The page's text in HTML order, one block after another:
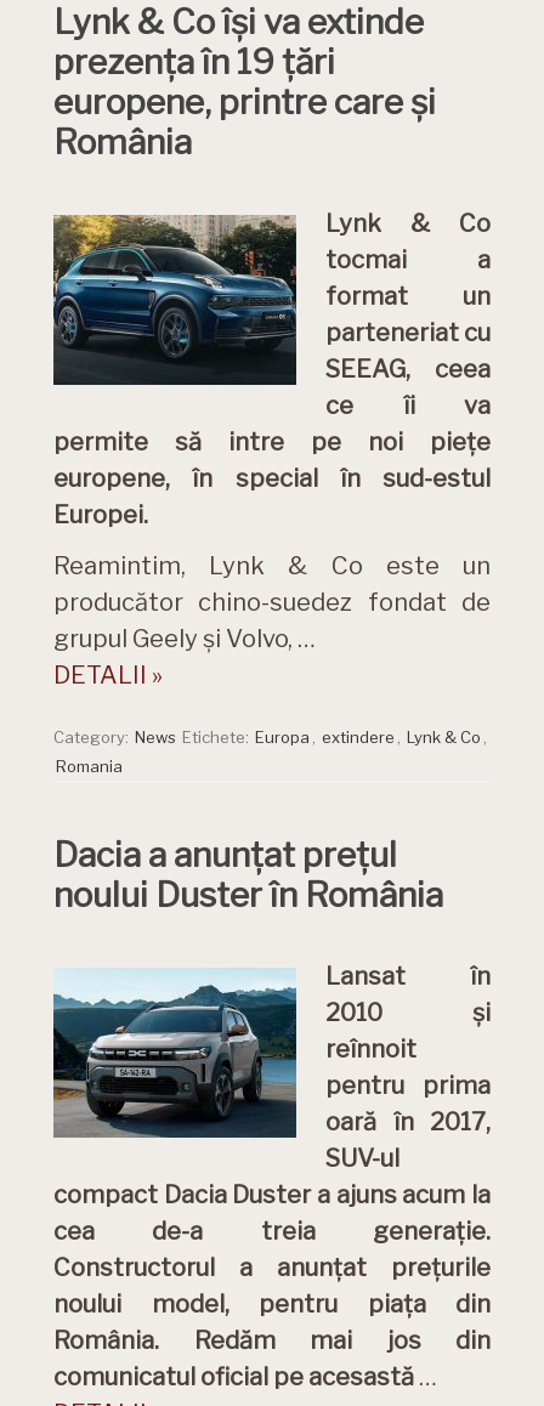
Lynk & Co își va extinde
prezența în 19 țări
europene, printre care și
România
Lynk & Co
tocmai a
format un
parteneriat cu
SEEAG, ceea
ce îi va
permite să intre pe noi piețe
europene, în special în sud-estul
Europei.
Reamintim, Lynk & Co este un
producător chino-suedez fondat de
grupul Geely și Volvo, …
DETALII »
Category: News Etichete: Europa extindere Lynk & Co
Romania
Dacia a anunțat prețul
noului Duster în România
Lansat în
2010 și
reînnoit
pentru prima
oară în 2017,
SUV-ul
compact Dacia Duster a ajuns acum la
cea de-a treia generație.
Constructorul a anunțat prețurile
noului model, pentru piața din
România. Redăm mai jos din
comunicatul oficial pe acesastă …